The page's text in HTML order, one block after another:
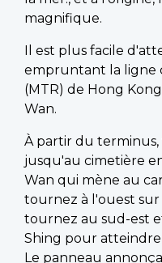
magnifique.
Il est plus facile
empruntant la ligne
(MTR) de Hong
Wan.
À partir du
jusqu'au cimetière
Wan qui mène au
tournez à l'ouest sur
tournez au sud-est
Shing pour atteindre
Le panneau